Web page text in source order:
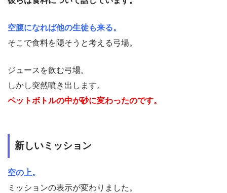
空腹になれば他の生徒も来る。
そこで食料を隠そうと考える弓場。
ジュースを飲む弓場。
しかし突然噴き出します。
ペットボトルの中が砂に変わったのです。
新しいミッション
空の上。
ミッションの表示が変わりました。